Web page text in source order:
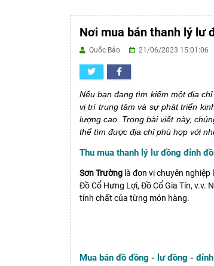
Nơi mua bán thanh lý lư
Quốc Bảo 21/06/2023 15:01:06
Nếu bạn đang tìm kiếm một địa
vị trí trung tâm và sự phát triển
lượng cao. Trong bài viết này,
thể tìm được địa chỉ phù hợp với
Thu mua thanh lý lư đồng đỉnh
Sơn Trường là đơn vị chuyên
Đồ Cổ Hưng Lợi, Đồ Cổ Gia Tín, v.v.
tính chất của từng món hàng.
Mua bán đồ đồng - lư đồng -